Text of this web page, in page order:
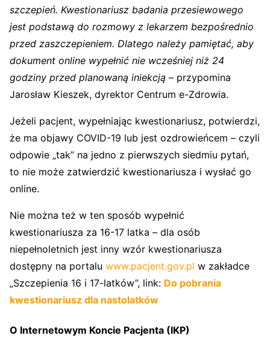
szczepień. Kwestionariusz badania przesiewowego
jest podstawą do rozmowy z lekarzem bezpośrednio
przed zaszczepieniem. Dlatego należy pamiętać, aby
dokument online wypełnić nie wcześniej niż 24
godziny przed planowaną iniekcją – przypomina
Jarosław Kieszek, dyrektor Centrum e-Zdrowia.
Jeżeli pacjent, wypełniając kwestionariusz, potwierdzi,
że ma objawy COVID-19 lub jest ozdrowieńcem – czyli
odpowie „tak” na jedno z pierwszych siedmiu pytań,
to nie może zatwierdzić kwestionariusza i wysłać go
online.
Nie można też w ten sposób wypełnić
kwestionariusza za 16-17 latka – dla osób
niepełnoletnich jest inny wzór kwestionariusza
dostępny na portalu www.pacjent.gov.pl w zakładce
„Szczepienia 16 i 17-latków”, link: Do pobrania
kwestionariusz dla nastolatków
O Internetowym Koncie Pacjenta (IKP)